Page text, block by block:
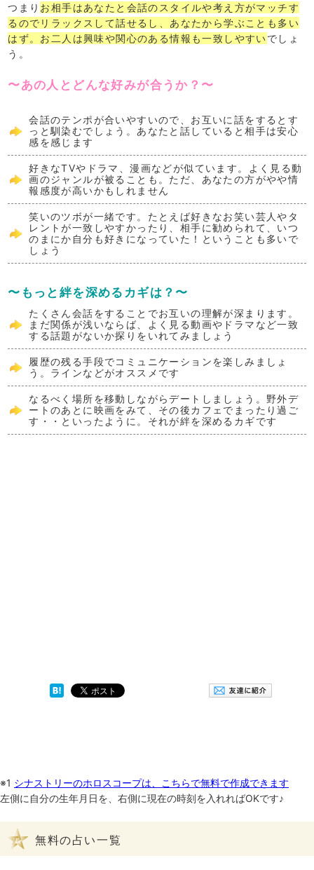
つまり お相手はあなたと会話のスタイルや考え方がマッチす
るのでリラックスして話せるし、あなたから学ぶことも多い
はず。お二人は興味や関心のある情報も一致しやすいでしょ
う。
〜あの人とどんな好みが合うか？〜
会話のテンポが合いやすいので、お互いに話をするとす
っと馴染むでしょう。あなたと話していると相手は安心
感を感じます
好きなTVやドラマ、漫画などが似ています。よく見る動
画のジャンルが被ることも。ただ、あなたの方がやや情
報感度が高いかもしれません
笑いのツボが一緒です。たとえば好きなお笑い芸人やタ
レントが一致しやすかったり、相手に勧められて、いつ
のまにか自分も好きになっていた！ということも多いで
しょう
〜もっと絆を深めるカギは？〜
たくさん会話をすることでお互いの理解が深まります。
まだ関係が浅いならば、よく見る動画やドラマなど一致
する話題がないか探りをいれてみましょう
履歴の残る手段でコミュニケーションを楽しみましょ
う。ラインなどがオススメです
なるべく場所を移動しながらデートしましょう。野外デ
ートのあとに映画をみて、その後カフェでまったり過ご
す・・といったように。それが絆を深めるカギです
※1 シナストリーのホロスコープは、こちらで無料で作成できます
左側に自分の生年月日を、右側に現在の時刻を入れればOKです♪
無料の占い一覧